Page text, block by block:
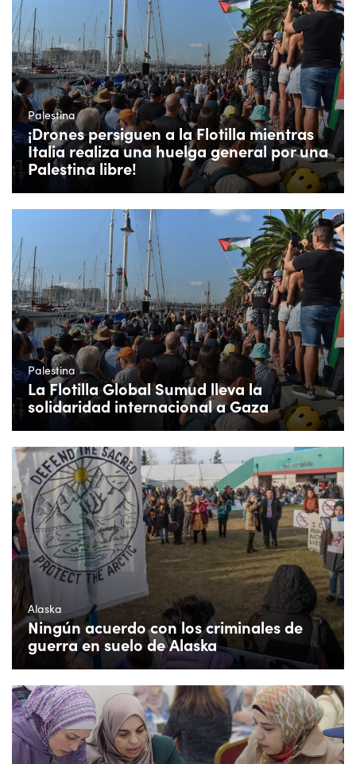
Palestina
¡Drones persiguen a la Flotilla mientras
Italia realiza una huelga general por una
Palestina libre!
Palestina
La Flotilla Global Sumud lleva la
solidaridad internacional a Gaza
Alaska
Ningún acuerdo con los criminales de
guerra en suelo de Alaska